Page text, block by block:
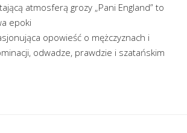
atmosferą grozy „Pani England” to
epoki
opowieść o mężczyznach i
odwadze, prawdzie i szatańskim